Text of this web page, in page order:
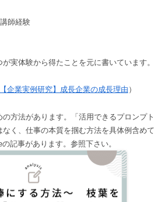
師経験
実体験から得たことを元に書いています。
企業実例研究】成長企業の成長理由 ）
方法があります。「活用できるプロンプト
く、仕事の本質を掴む方法を具体例含めて
記事があります。参照下さい。